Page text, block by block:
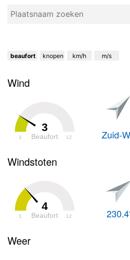
beaufort knopen km/h m/s
Wind
3
Beaufort
1 12 Zuid-
Windstoten
4
Beaufort
1 12
Weer